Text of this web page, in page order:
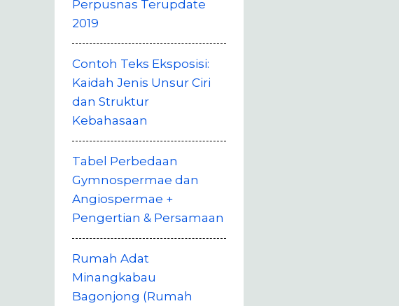
Perpusnas Terupdate
2019
Contoh Teks Eksposisi:
Kaidah Jenis Unsur Ciri
dan Struktur
Kebahasaan
Tabel Perbedaan
Gymnospermae dan
Angiospermae +
Pengertian & Persamaan
Rumah Adat
Minangkabau
Bagonjong (Rumah